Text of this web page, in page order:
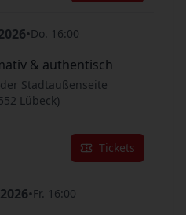
•Do. 16:00
& authentisch
Stadtaußenseite
Lübeck)
Tickets
•Fr. 16:00